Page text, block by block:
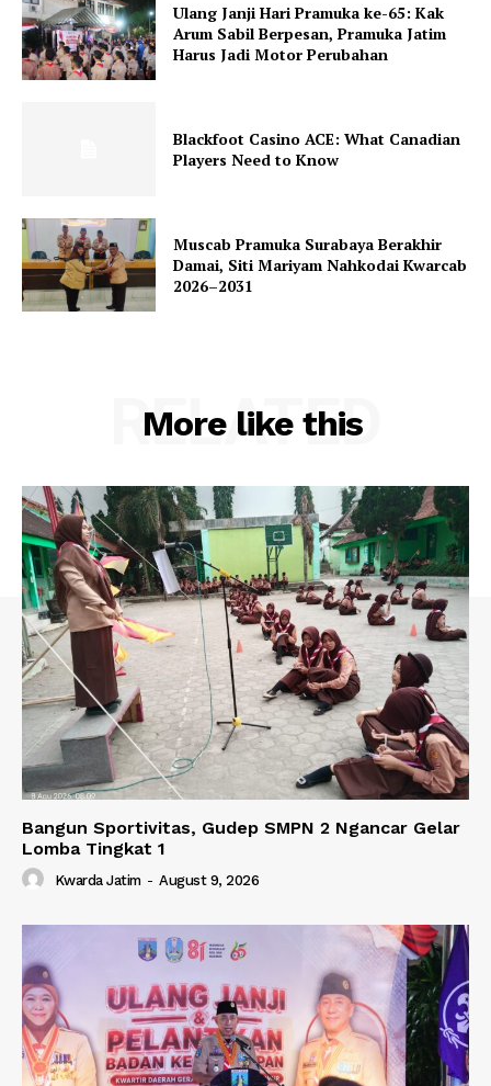
Ulang Janji Hari Pramuka ke-65: Kak
Arum Sabil Berpesan, Pramuka Jatim
Harus Jadi Motor Perubahan
Blackfoot Casino ACE: What Canadian
Players Need to Know
Muscab Pramuka Surabaya Berakhir
Damai, Siti Mariyam Nahkodai Kwarcab
2026–2031
More like this
RELATED
Bangun Sportivitas, Gudep SMPN 2 Ngancar Gelar
Lomba Tingkat 1
Kwarda Jatim - August 9, 2026